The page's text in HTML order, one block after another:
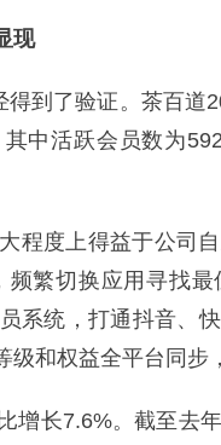
现
到了验证。茶百道
中活跃会员数为
程度上得益于公司
繁切换应用寻找
系统，打通抖音、
和权益全平台同步
增长7.6%。截至去